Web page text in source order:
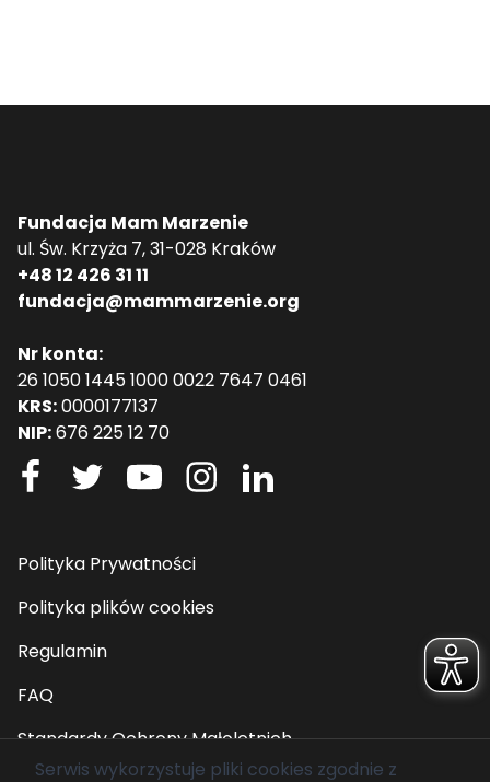
Fundacja Mam Marzenie
ul. Św. Krzyża 7, 31-028 Kraków
+48 12 426 31 11
fundacja@mammarzenie.org
Nr konta:
26 1050 1445 1000 0022 7647 0461
KRS:0000177137
NIP:676 225 12 70
Polityka Prywatności
Polityka plików cookies
Regulamin
FAQ
Standardy Ochrony Małoletnich
Serwis wykorzystuje pliki cookies zgodnie z